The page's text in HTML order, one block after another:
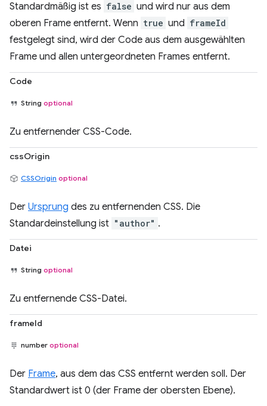
Standardmäßig ist es false und wird nur aus dem
oberen Frame entfernt. Wenn true und frameId
festgelegt sind, wird der Code aus dem ausgewählten
Frame und allen untergeordneten Frames entfernt.
Code
String optional
Zu entfernender CSS-Code.
cssOrigin
CSSOrigin optional
Der Ursprung des zu entfernenden CSS. Die
Standardeinstellung ist "author" .
Datei
String optional
Zu entfernende CSS-Datei.
frameId
number optional
Der Frame, aus dem das CSS entfernt werden soll. Der
Standardwert ist 0 (der Frame der obersten Ebene).